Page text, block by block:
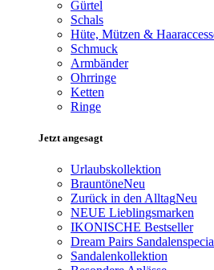
Gürtel
Schals
Hüte, Mützen &
Schmuck
Armbänder
Ohrringe
Ketten
Ringe
Jetzt angesagt
Urlaubskollektion
BrauntöneNeu
Zurück in den AlltagNeu
NEUE Lieblingsmarken
IKONISCHE Bestseller
Dream Pairs
Sandalenkollektion